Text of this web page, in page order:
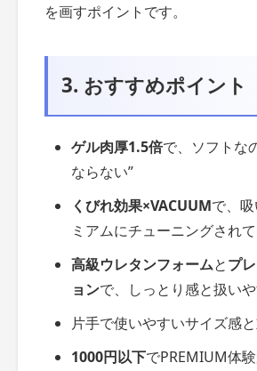
を画すポイントです。
3. おすすめポイント
ゲル肉厚1.5倍で、ソフトな
ならない”
くびれ効果×VACUUMで、
ミアムにチューニングされ
高級ウレタンフォームとプ
ョンで、しっとり感と扱い
片手で使いやすいサイズ感
1000円以下でPREMIUM体